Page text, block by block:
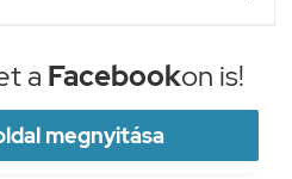
a Facebookon is!
megnyitása